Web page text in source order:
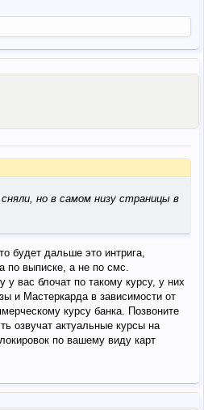
но в самом низу страницы в
будет дальше это интрига,
по выписке, а не по смс.
у вас блочат по такому курсу, у них
и Мастеркарда в зависимости от
курсу банка. Позвоните
озвучат актуальные курсы на
по вашему виду карт